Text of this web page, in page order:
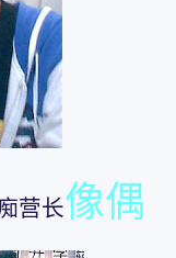
营长像偶